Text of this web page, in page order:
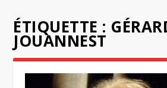
ÉTIQUETTE :
JOUANNEST